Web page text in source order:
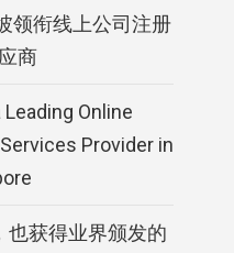
领衔线上公司注册
商
Online
Provider in
也获得业界颁发的